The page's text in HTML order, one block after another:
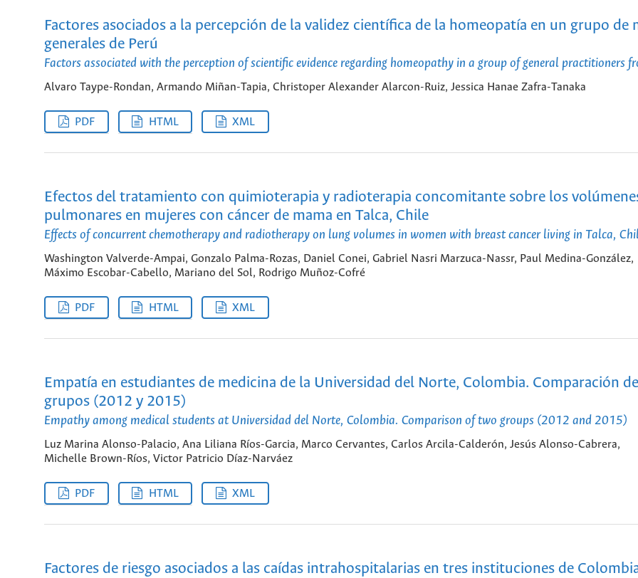
Factores asociados a la percepción de la validez científica de la homeopatía en un grupo de
generales de Perú
Factors associated with the perception of scientific evidence regarding homeopathy in a group of general practitioners
Alvaro Taype-Rondan, Armando Miñan-Tapia, Christoper Alexander Alarcon-Ruiz, Jessica Hanae Zafra-Tanaka
PDF HTML XML
Efectos del tratamiento con quimioterapia y radioterapia concomitante sobre los
pulmonares en mujeres con cáncer de mama en Talca, Chile
Effects of concurrent chemotherapy and radiotherapy on lung volumes in women with breast cancer living in Talca,
Washington Valverde-Ampai, Gonzalo Palma-Rozas, Daniel Conei, Gabriel Nasri Marzuca-Nassr, Paul Medina-González,
Máximo Escobar-Cabello, Mariano del Sol, Rodrigo Muñoz-Cofré
PDF HTML XML
Empatía en estudiantes de medicina de la Universidad del Norte, Colombia. Comparación
grupos (2012 y 2015)
Empathy among medical students at Universidad del Norte, Colombia. Comparison of two groups (2012 and 2015)
Luz Marina Alonso-Palacio, Ana Liliana Ríos-Garcia, Marco Cervantes, Carlos Arcila-Calderón, Jesús Alonso-Cabrera,
Michelle Brown-Ríos, Victor Patricio Díaz-Narváez
PDF HTML XML
Factores de riesgo asociados a las caídas intrahospitalarias en tres instituciones de